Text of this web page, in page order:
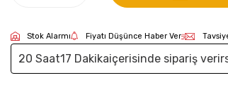
Stok Alarmı Fiyatı Düşünce Haber Ver
20 Saat17 Dakikaiçerisinde sipariş